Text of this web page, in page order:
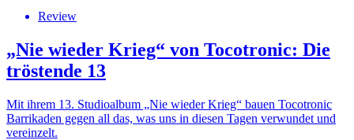
Review
„Nie wieder Krieg“ von Tocotronic: Die
tröstende 13
Mit ihrem 13. Studioalbum „Nie wieder Krieg“ bauen Tocotronic
Barrikaden gegen all das, was uns in diesen Tagen verwundet und
vereinzelt.